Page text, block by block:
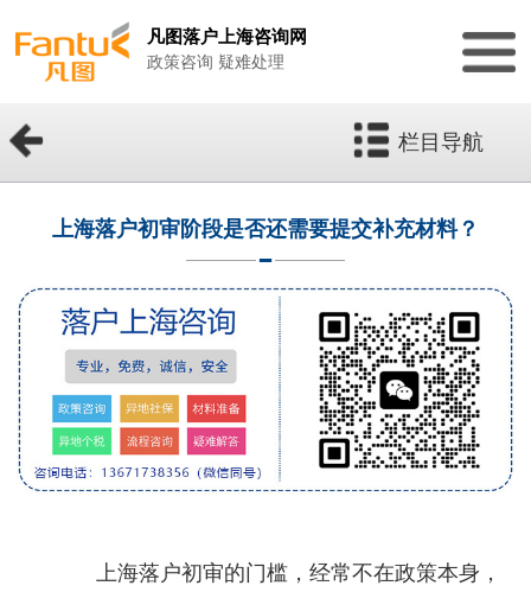
凡图落户上海咨询网
政策咨询 疑难处理
栏目导航
上海落户初审阶段是否还需要提交补充材料？
上海落户初审的门槛，经常不在政策本身，